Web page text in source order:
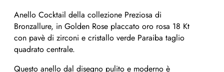
Anello Cocktail della collezione Preziosa di
Bronzallure, in Golden Rose placcato oro rosa 18 Kt
con pavè di zirconi e cristallo verde Paraiba taglio
quadrato centrale.
Questo anello dal disegno pulito e moderno è